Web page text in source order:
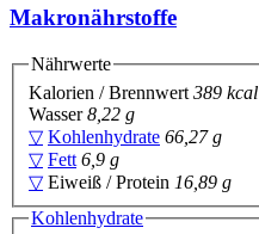
Makronährstoffe
Nährwerte
Kalorien / Brennwert 389 kcal
Wasser8,22 g
▽ Kohlenhydrate 66,27 g
▽ Fett 6,9 g
▽ Eiweiß / Protein 16,89 g
Kohlenhydrate